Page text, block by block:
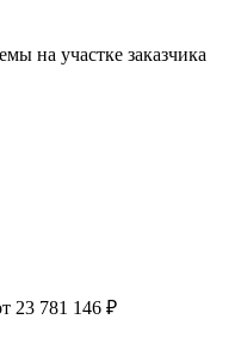
на участке заказчика
23 781 146 ₽